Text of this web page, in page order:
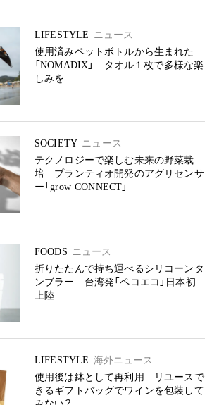
LIFESTYLE ニュース
使用済みペットボトルから生まれた
「NOMADIX」 タオル１枚で多様な楽
しみを
SOCIETY ニュース
テクノロジーで楽しむ未来の野菜栽
培 プランティオ開発のアグリセンサ
ー「grow CONNECT」
FOODS ニュース
折りたたんで持ち運べるシリコーンタ
ンブラー 台湾発「ペコエコ」日本初
上陸
LIFESTYLE 海外ニュース
使用後は鉢として再利用 リユースで
きるギフトバッグでワインを包装して